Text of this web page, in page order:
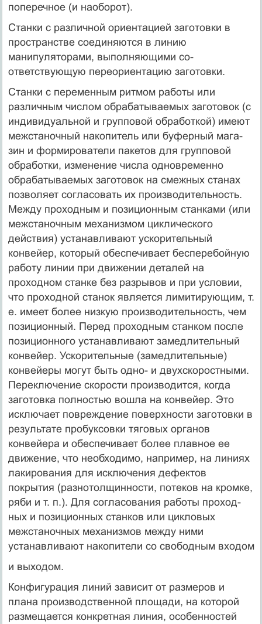
поперечное (и наоборот).
Станки с различной ориентацией заготовки в
пространстве сое­диняются в линию
манипуляторами, выполняющими со­
ответствующую переориентацию заготовки.
Станки с переменным ритмом работы или
различным числом об­рабатываемых заготовок (с
индивидуальной и групповой обработ­кой) имеют
межстаночный накопитель или буферный мага­
зин и формирователи пакетов для групповой
обра­ботки, изменение числа одновременно
обрабатываемых заготовок на смежных станах
позволяет согласовать их производительность.
Между проходным и позиционным станками (или
межстаноч­ным механизмом циклического
действия) устанавливают уско­рительный
конвейер, который обеспечивает бесперебой­ную
работу линии при движении деталей на
проходном станке без разрывов и при условии,
что проходной станок является лимити­рующим, т.
е. имеет более низкую производительность, чем
пози­ционный. Перед проходным станком после
позиционного устанавли­вают замедлительный
конвейер. Ускорительные (замедлительные)
конвейеры могут быть одно- и двухскоростными.
Переключение скорости производится, когда
заготовка полностью вошла на кон­вейер. Это
исключает повреждение поверхности заготовки в
резуль­тате пробуксовки тяговых органов
конвейера и обеспечивает более плавное ее
движение, что необходимо, например, на линиях
лаки­рования для исключения дефектов
покрытия (разнотолщинности, потеков на кромке,
ряби и т. п.). Для согласования работы проход­
ных и позиционных станков или цикловых
межстаночных механиз­мов между ними
устанавливают накопители со свободным входом
и выходом.
Конфигурация линий зависит от размеров и
плана производст­венной площади, на которой
размещается конкретная линия, осо­бенностей